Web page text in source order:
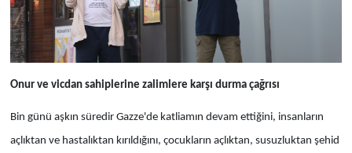
Onur ve vicdan sahiplerine zalimlere karşı durma çağrısı
Bin günü aşkın süredir Gazze'de katliamın devam ettiğini, insanların
açlıktan ve hastalıktan kırıldığını, çocukların açlıktan, susuzluktan şehid